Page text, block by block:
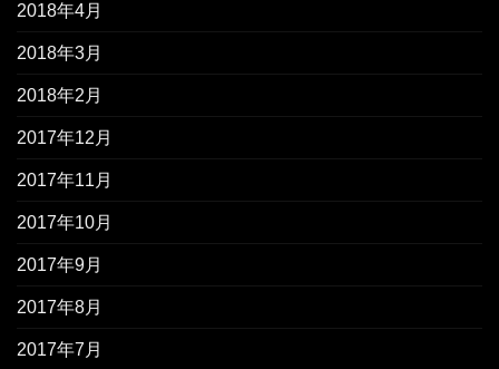
2018年4月
2018年3月
2018年2月
2017年12月
2017年11月
2017年10月
2017年9月
2017年8月
2017年7月